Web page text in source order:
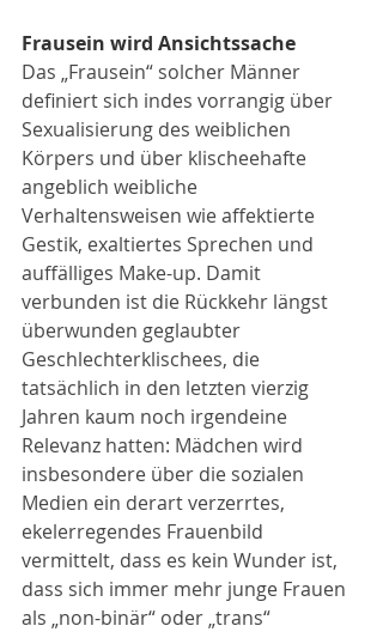
Frausein wird Ansichtssache
Das „Frausein“ solcher Männer
definiert sich indes vorrangig über
Sexualisierung des weiblichen
Körpers und über klischeehafte
angeblich weibliche
Verhaltensweisen wie affektierte
Gestik, exaltiertes Sprechen und
auffälliges Make-up. Damit
verbunden ist die Rückkehr längst
überwunden geglaubter
Geschlechterklischees, die
tatsächlich in den letzten vierzig
Jahren kaum noch irgendeine
Relevanz hatten: Mädchen wird
insbesondere über die sozialen
Medien ein derart verzerrtes,
ekelerregendes Frauenbild
vermittelt, dass es kein Wunder ist,
dass sich immer mehr junge Frauen
als „non-binär“ oder „trans“